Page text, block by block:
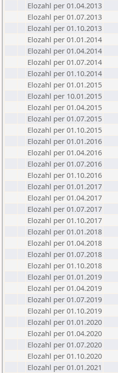
Elozahl per 01.04.2013
Elozahl per 01.07.2013
Elozahl per 01.10.2013
Elozahl per 01.01.2014
Elozahl per 01.04.2014
Elozahl per 01.07.2014
Elozahl per 01.10.2014
Elozahl per 01.01.2015
Elozahl per 10.01.2015
Elozahl per 01.04.2015
Elozahl per 01.07.2015
Elozahl per 01.10.2015
Elozahl per 01.01.2016
Elozahl per 01.04.2016
Elozahl per 01.07.2016
Elozahl per 01.10.2016
Elozahl per 01.01.2017
Elozahl per 01.04.2017
Elozahl per 01.07.2017
Elozahl per 01.10.2017
Elozahl per 01.01.2018
Elozahl per 01.04.2018
Elozahl per 01.07.2018
Elozahl per 01.10.2018
Elozahl per 01.01.2019
Elozahl per 01.04.2019
Elozahl per 01.07.2019
Elozahl per 01.10.2019
Elozahl per 01.01.2020
Elozahl per 01.04.2020
Elozahl per 01.07.2020
Elozahl per 01.10.2020
Elozahl per 01.01.2021